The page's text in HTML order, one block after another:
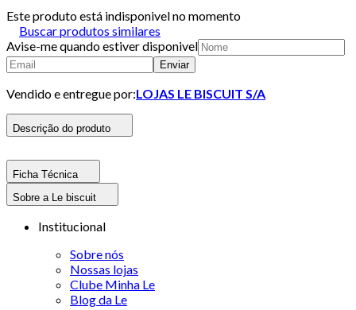
Este produto está indisponivel no momento
Buscar produtos similares
Avise-me quando estiver disponivel
Enviar
Vendido e entregue por:LOJAS LE BISCUIT S/A
Descrição do produto
Ficha Técnica
Sobre a Le biscuit
Institucional
Sobre nós
Nossas lojas
Clube Minha Le
Blog da Le